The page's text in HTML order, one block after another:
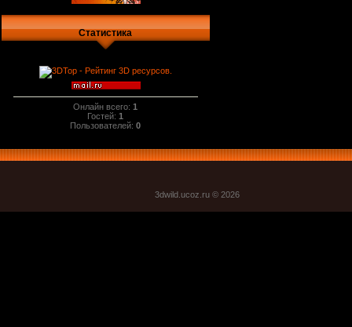
Статистика
Онлайн всего:1
Гостей:1
Пользователей:0